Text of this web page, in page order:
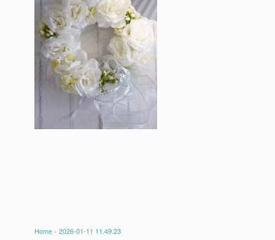
Home › 2026-01-11 11.49.23